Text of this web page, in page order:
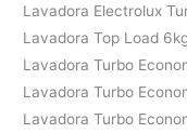
Lavadora Electrolux
Lavadora Top Load
Lavadora Turbo
Lavadora Turbo
Lavadora Turbo